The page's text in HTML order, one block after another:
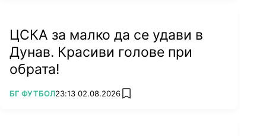
ЦСКА за малко да се удави в
Дунав. Красиви голове при
обрата!
ПОВЕЧЕ ОТ
БГ ФУТБОЛ23:13 02.08.2026 add favorites